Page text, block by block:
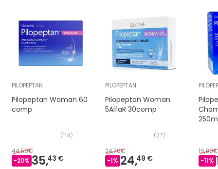
PILOPEPTAN
Pilopeptan Woman 60
comp
(114)
44,50€
-20% 35,43 €
PILOPEPTAN
Pilopeptan Woman
5AlfaR 30comp
(27)
24,70€
-1% 24,49 €
15,80€
-11%